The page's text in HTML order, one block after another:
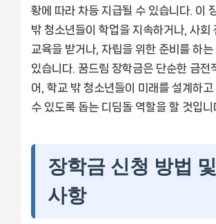
황에 따라 차등 지급될 수 있습니다. 이
밖 청소년들이 학업을 지속하거나, 사회
교육을 받거나, 자립을 위한 준비를 하
있습니다. 꿈드림 장학금은 단순한 금전
어, 학교 밖 청소년들이 미래를 설계하
수 있도록 돕는 디딤돌 역할을 할 것입니
장학금 신청 방법
사항